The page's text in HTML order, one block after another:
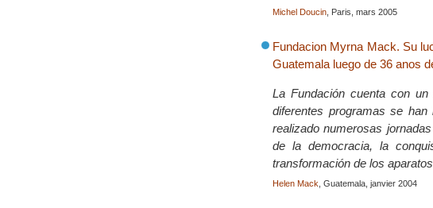
Michel Doucin , Paris, mars 2005
Fundacion Myrna Mack. Su
Guatemala luego de 36 anos
La Fundación cuenta con
diferentes programas se
realizado numerosas
de la democracia, la
transformación de los
Helen Mack , Guatemala, janvier 2004